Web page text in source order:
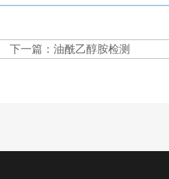
下一篇： 油酰乙醇胺检测